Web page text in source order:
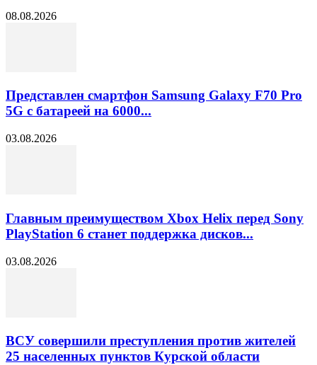
08.08.2026
Представлен смартфон Samsung Galaxy F70 Pro
5G с батареей на 6000...
03.08.2026
Главным преимуществом Xbox Helix перед Sony
PlayStation 6 станет поддержка дисков...
03.08.2026
ВСУ совершили преступления против жителей
25 населенных пунктов Курской области